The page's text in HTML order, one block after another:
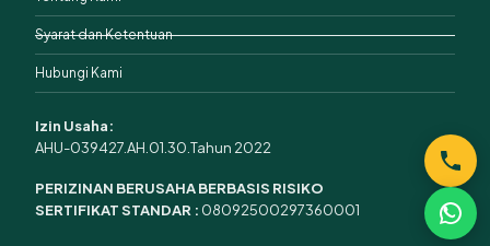
Syarat dan Ketentuan
Hubungi Kami
Izin Usaha:
AHU-039427.AH.01.30.Tahun 2022
PERIZINAN BERUSAHA BERBASIS RISIKO
SERTIFIKAT STANDAR : 08092500297360001